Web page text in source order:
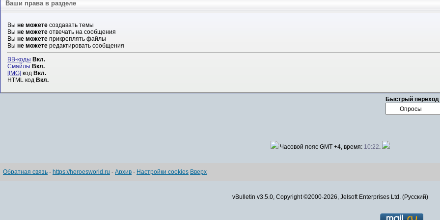
Ваши права в разделе
Выне можете создавать темы
Выне можете отвечать на сообщения
Выне можете прикреплять файлы
Выне можете редактировать сообщения
BB-коды Вкл.
Смайлы Вкл.
[IMG] код Вкл.
HTML код Вкл.
Быстрый переход
Часовой пояс GMT +4, время: 10:22
Обратная связь - https://heroesworld.ru - Архив - Настройки cookies Вверх
vBulletin v3.5.0, Copyright ©2000-2026, Jelsoft Enterprises Ltd. (Русский)